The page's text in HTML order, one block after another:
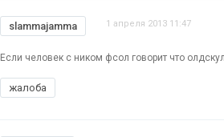
slammajamma 1 апреля 2013 11:47
Если человек с ником фсол говорит что
жалоба